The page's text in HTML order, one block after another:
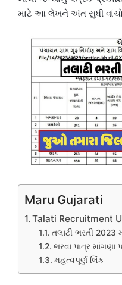
માટે આ લેખને અંત સુધી
Maru Gujarati
Talati Recruitment
તલાટી ભરતી 2023
ભરવા પાત્ર માંગણા
મહત્વપૂર્ણ લિંક